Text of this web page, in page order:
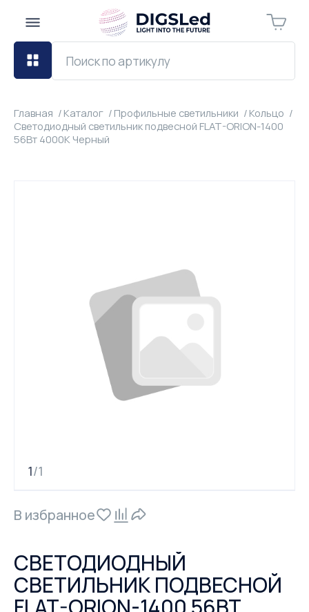
Главная Каталог Профильные светильники
Кольцо
Светодиодный светильник подвесной FLAT-ORION-1400
56Вт 4000К Черный
1/1
В избранное
СВЕТОДИОДНЫЙ
СВЕТИЛЬНИК ПОДВЕСНОЙ